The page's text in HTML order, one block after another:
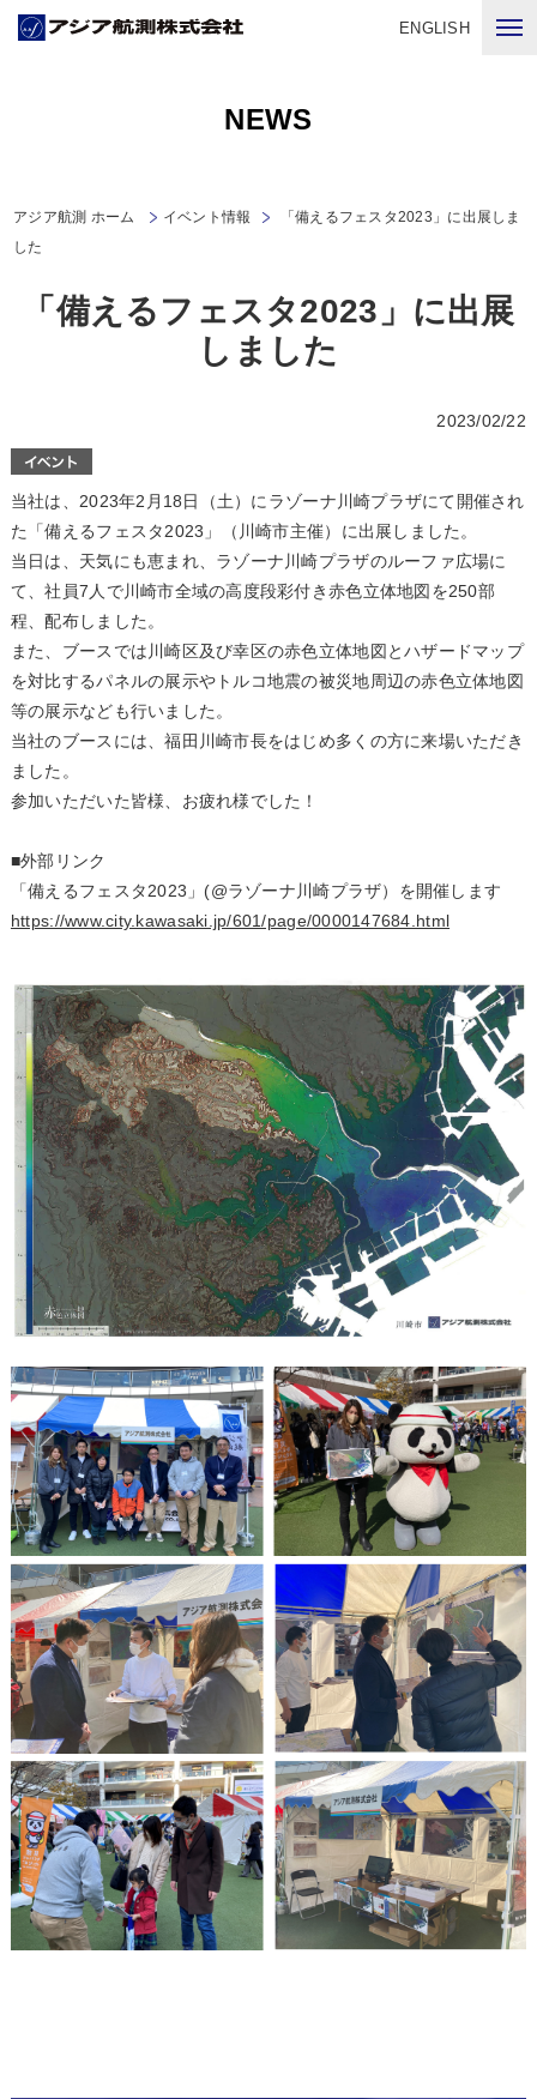
ENGLISH
NEWS
アジア航測 ホーム イベント情報
「備えるフェスタ2023」に出展しま
した
「備えるフェスタ2023」に出展
しました
2023/02/22
当社は、2023年2月18日（土）にラゾーナ川崎プラザにて開催され
た「備えるフェスタ2023」（川崎市主催）に出展しました。
当日は、天気にも恵まれ、ラゾーナ川崎プラザのルーファ広場に
て、社員7人で川崎市全域の高度段彩付き赤色立体地図を250部
程、配布しました。
また、ブースでは川崎区及び幸区の赤色立体地図とハザードマップ
を対比するパネルの展示やトルコ地震の被災地周辺の赤色立体地図
等の展示なども行いました。
当社のブースには、福田川崎市長をはじめ多くの方に来場いただき
ました。
参加いただいた皆様、お疲れ様でした！
■外部リンク
「備えるフェスタ2023」(@ラゾーナ川崎プラザ）を開催します
https://www.city.kawasaki.jp/601/page/0000147684.html